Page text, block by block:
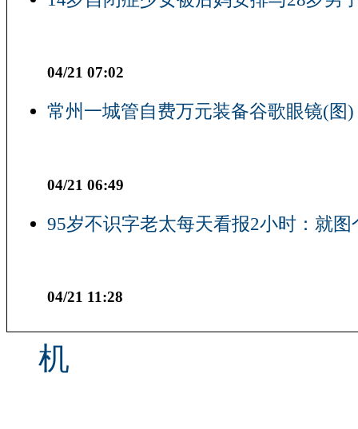
04/21 07:02
常州一城管自费万元装备谷歌眼镜(图)
04/21 06:49
95岁不识字老太每天看报2小时：就图
04/21 11:28
机